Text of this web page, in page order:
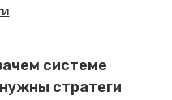
системе
стратеги